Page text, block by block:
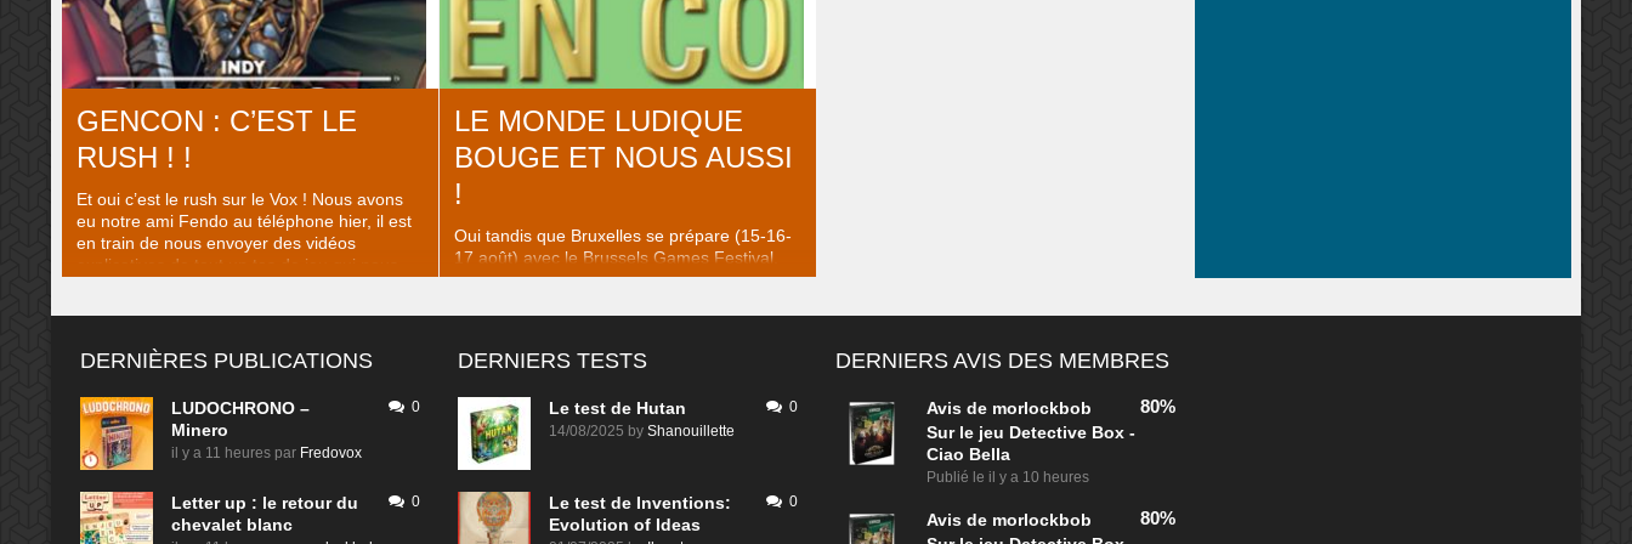
GENCON : C’EST LE
RUSH ! !
Et oui c’est le rush sur le Vox ! Nous avons
eu notre ami Fendo au téléphone hier, il est
en train de nous envoyer des vidéos
explicatives de tout un tas de jeu qui nous
LE MONDE LUDIQUE
BOUGE ET NOUS AUSSI
!
Oui tandis que Bruxelles se prépare (15-16-
17 août) avec le Brussels Games Festival,
c’est la GenCon qui commence à s’éveiller
GAMES FESTIVAL Deux reporters belges
DERNIÈRES PUBLICATIONS
LUDOCHRONO –
Minero
il y a 11 heures par Fredovox
0
Letter up : le retour du
chevalet blanc
0
DERNIERS TESTS
Le test de Hutan
14/08/2025 by Shanouillette
0
Le test de Inventions:
Evolution of Ideas
0
DERNIERS AVIS DES MEMBRES
Avis de morlockbob
Sur le jeu Detective Box -
Ciao Bella
Publié le il y a 10 heures
80%
Avis de morlockbob
80%